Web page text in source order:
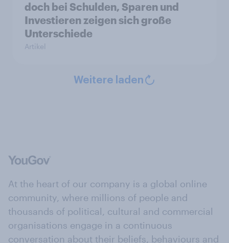
doch bei Schulden, Sparen und
Investieren zeigen sich große
Unterschiede
Artikel
Weitere laden
At the heart of our company is a global online
community, where millions of people and
thousands of political, cultural and commercial
organisations engage in a continuous
conversation about their beliefs, behaviours and